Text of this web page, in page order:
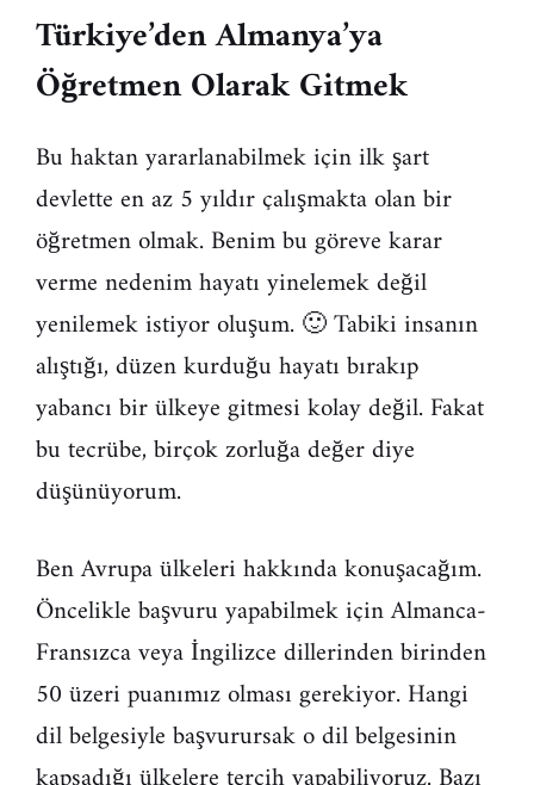
Türkiye’den Almanya’ya
Öğretmen Olarak Gitmek
Bu haktan yararlanabilmek için ilk şart
devlette en az 5 yıldır çalışmakta olan bir
öğretmen olmak. Benim bu göreve karar
verme nedenim hayatı yinelemek değil
yenilemek istiyor oluşum. 🙂 Tabiki insanın
alıştığı, düzen kurduğu hayatı bırakıp
yabancı bir ülkeye gitmesi kolay değil. Fakat
bu tecrübe, birçok zorluğa değer diye
düşünüyorum.
Ben Avrupa ülkeleri hakkında konuşacağım.
Öncelikle başvuru yapabilmek için Almanca-
Fransızca veya İngilizce dillerinden birinden
50 üzeri puanımız olması gerekiyor. Hangi
dil belgesiyle başvurursak o dil belgesinin